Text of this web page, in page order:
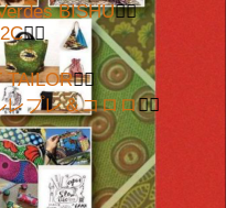
BISHU
TAILOR
レプレ＆コロロ